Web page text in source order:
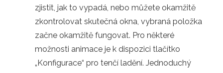
zjistit, jak to vypadá, nebo můžete okamžitě
zkontrolovat skutečná okna, vybraná položka
začne okamžitě fungovat. Pro některé
možnosti animace je k dispozici tlačítko
„Konfigurace“ pro tenčí ladění. Jednoduchý